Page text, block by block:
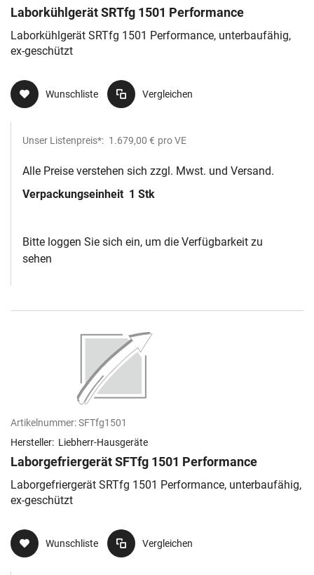
Laborkühlgerät SRTfg 1501 Performance
Laborkühlgerät SRTfg 1501 Performance, unterbaufähig,
ex-geschützt
Wunschliste Vergleichen
Unser Listenpreis*: 1.679,00 € pro VE
Alle Preise verstehen sich zzgl. Mwst. und Versand.
Verpackungseinheit 1 Stk
Bitte loggen Sie sich ein, um die Verfügbarkeit zu
sehen
Artikelnummer:SFTfg1501
Hersteller: Liebherr-Hausgeräte
Laborgefriergerät SFTfg 1501 Performance
Laborgefriergerät SRTfg 1501 Performance, unterbaufähig,
ex-geschützt
Wunschliste Vergleichen